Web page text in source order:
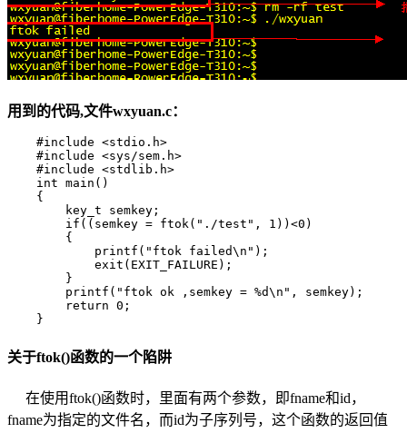
用到的代码,文件wxyuan.c：
    #include <stdio.h>
    #include <sys/sem.h>
    #include <stdlib.h>
    int main()
    {
        key_t semkey;
        if((semkey = ftok("./test", 1))<0)
        {
            printf("ftok failed\n");
            exit(EXIT_FAILURE);
        }
        printf("ftok ok ,semkey = %d\n", semkey);
        return 0;
    }
关于ftok()函数的一个陷阱
在使用ftok()函数时，里面有两个参数，即fname和id，
fname为指定的文件名，而id为子序列号，这个函数的返回值